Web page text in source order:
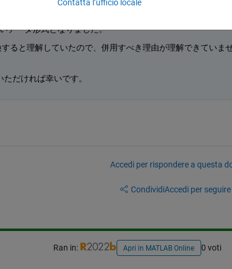
データ形式となりました。
ると理解していたので、併用すべき理由が理解できていま
だければ幸いです。
Accedi per rispondere a questa
CondividiAccedi per
Ran in: Apri in MATLAB Online 0 voti
Contatta l’ufficio locale